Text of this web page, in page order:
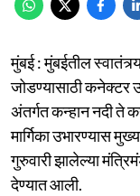
मुंबई : मुंबईतील
जोडण्यासाठी कनेक्टर
अंतर्गत कन्हान नदी ते
मार्गिका उभारण्यास
गुरुवारी झालेल्या
देण्यात आली.